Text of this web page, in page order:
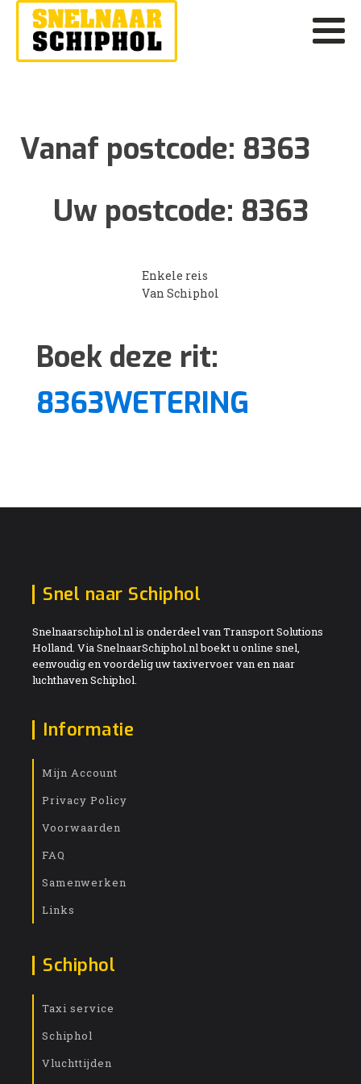
Vanaf postcode: 8363
Uw postcode: 8363
Enkele reis
Van Schiphol
Boek deze rit:
8363WETERING
Snel naar Schiphol
Snelnaarschiphol.nl is onderdeel van Transport Solutions
Holland. Via SnelnaarSchiphol.nl boekt u online snel,
eenvoudig en voordelig uw taxivervoer van en naar
luchthaven Schiphol.
Informatie
Mijn Account
Privacy Policy
Voorwaarden
FAQ
Samenwerken
Links
Schiphol
Taxi service
Schiphol
Vluchttijden